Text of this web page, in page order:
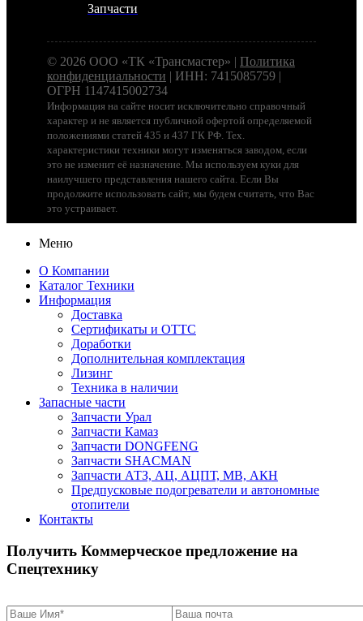
Запчасти
© 2026 ООО «ТК «Трансмастер» | Политика
конфиденциальности | ИНН: 7415085759 |
ОГРН 1147415002734
Информация на сайте носит исключительно справочный
характер и не является публичной офертой определяемой
положениями статей 435 и 437 ГК РФ. Тех.
характеристики техники могут изменяться заводом, если
это не изменит её назначение. Мы используем куки для
наилучшего представления нашего сайта. Если Вы
продолжите использовать сайт, мы будем считать, что Вас
это устраивает.
Меню
О Компании
Каталог Техники
Информация
Доставка
Сертификаты и ОТТС
Доработки
Дополнительная комплектация
Лизинг
Техника в наличии
Запасные части
Запчасти Урал
Запчасти Камаз
Запчасти DONGFENG
Запчасти SHACMAN
Запчасти АТЗ, АЦ, АЦПТ, МВ, АКН
Предпусковые подогреватели и автономные
отопители
Контакты
Получить Коммерческое предложение на
Спецтехнику